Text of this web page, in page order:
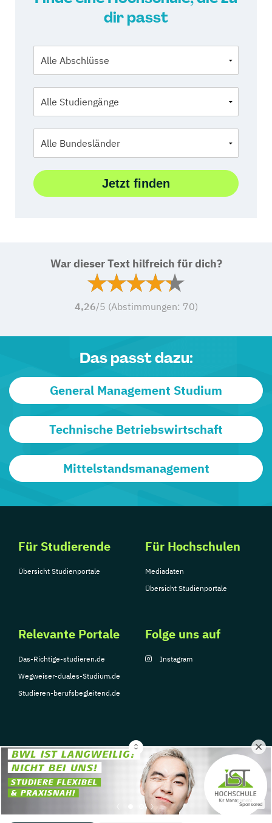
Sponsored
dir passt
War dieser Text hilfreich für dich?
4,26/5 (Abstimmungen: 70)
Das passt dazu:
General Management Studium
Technische Betriebswirtschaft
Mittelstandsmanagement
Für Studierende
Übersicht Studienportale
Für Hochschulen
Mediadaten
Übersicht Studienportale
Relevante Portale
Das-Richtige-studieren.de
Wegweiser-duales-Studium.de
Studieren-berufsbegleitend.de
Folge uns auf
Instagram
© Copyright 2026, TarGroup Media GmbH
Impressum
Datenschutzerklärung Nutzungsbedingungen